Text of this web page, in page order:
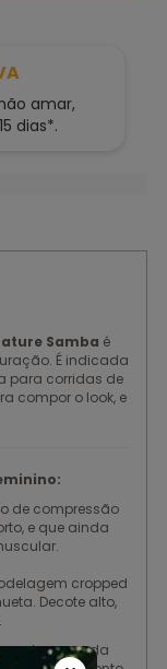
amar,
dias*.
Samba é
É indicada
para corridas de
compor o look, e
de compressão
e que ainda
cropped
Decote alto,
pensada